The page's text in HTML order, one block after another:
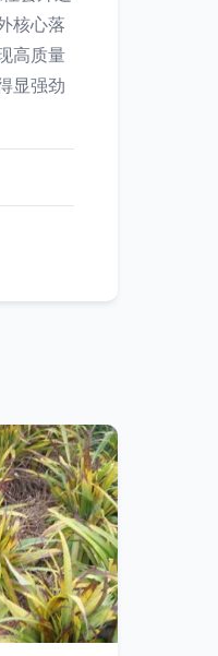
核心落
高质量
显强劲